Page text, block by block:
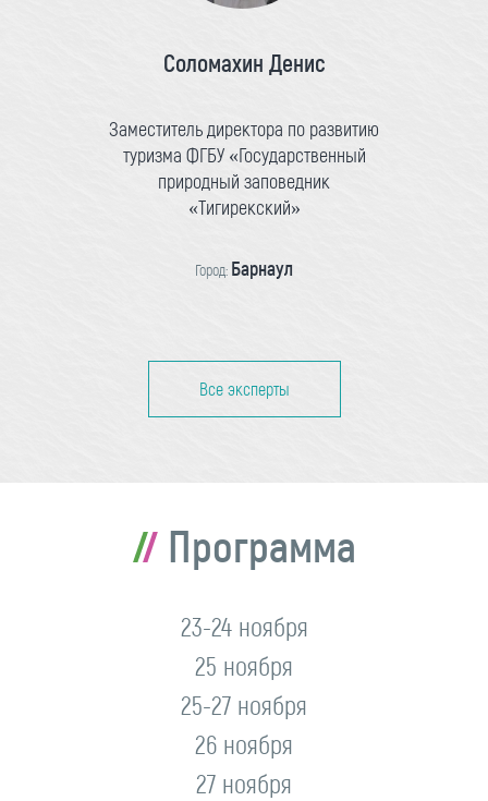
Соломахин Денис
Заместитель директора по развитию
туризма ФГБУ «Государственный
природный заповедник
«Тигирекский»
Город: Барнаул
Все эксперты
Программа
23-24 ноября
25 ноября
25-27 ноября
26 ноября
27 ноября